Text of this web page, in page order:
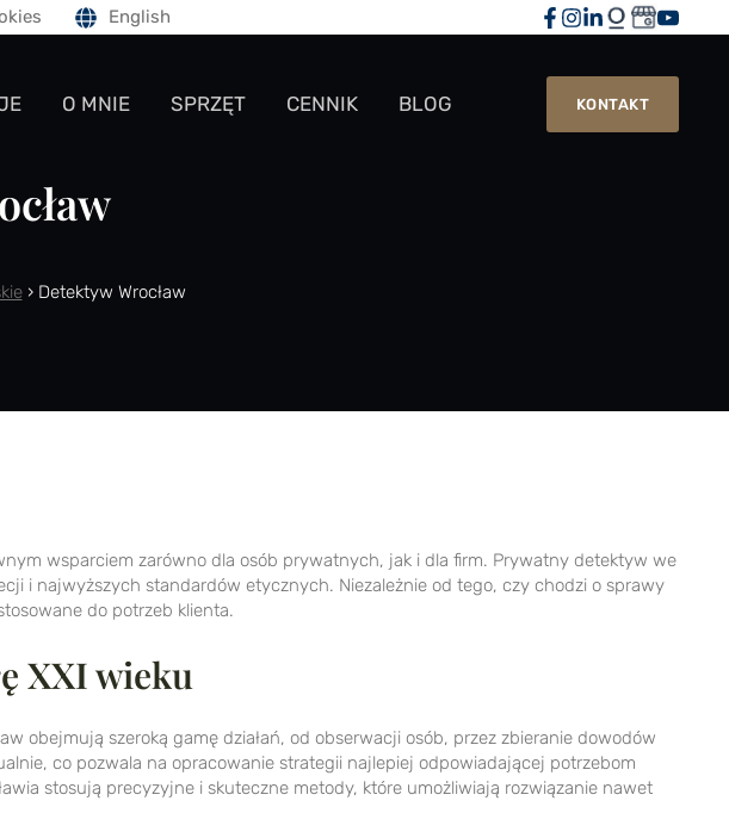
English
O MNIE SPRZĘT CENNIK BLOG KONTAKT
› Detektyw Wrocław
wsparciem zarówno dla osób prywatnych, jak i dla firm. Prywatny detektyw we
i najwyższych standardów etycznych. Niezależnie od tego, czy chodzi o sprawy
do potrzeb klienta.
XXI wieku
obejmują szeroką gamę działań, od obserwacji osób, przez zbieranie dowodów
co pozwala na opracowanie strategii najlepiej odpowiadającej potrzebom
stosują precyzyjne i skuteczne metody, które umożliwiają rozwiązanie nawet